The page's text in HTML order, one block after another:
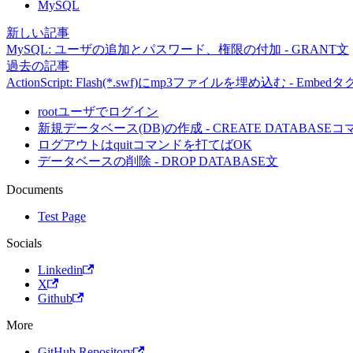
MySQL
新しい記事
MySQL: ユーザの追加とパスワード、権限の付加 - GRANT文
過去の記事
ActionScript: Flash(*.swf)にmp3ファイルを埋め込む - Embedタ
rootユーザでログイン
新規データベース(DB)の作成 - CREATE DATABASEコ
ログアウトはquitコマンドを打てばOK
データベースの削除 - DROP DATABASE文
Documents
Test Page
Socials
Linkedin
X
Github
More